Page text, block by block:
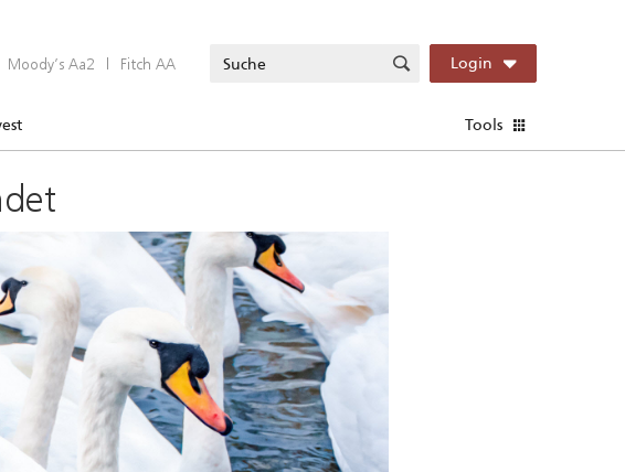
Moody’s Aa2 | Fitch AA Login
Tools